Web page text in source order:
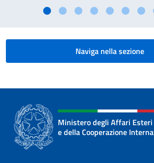
Naviga nella sezione
Ministero degli Affari Esteri
e della Cooperazione